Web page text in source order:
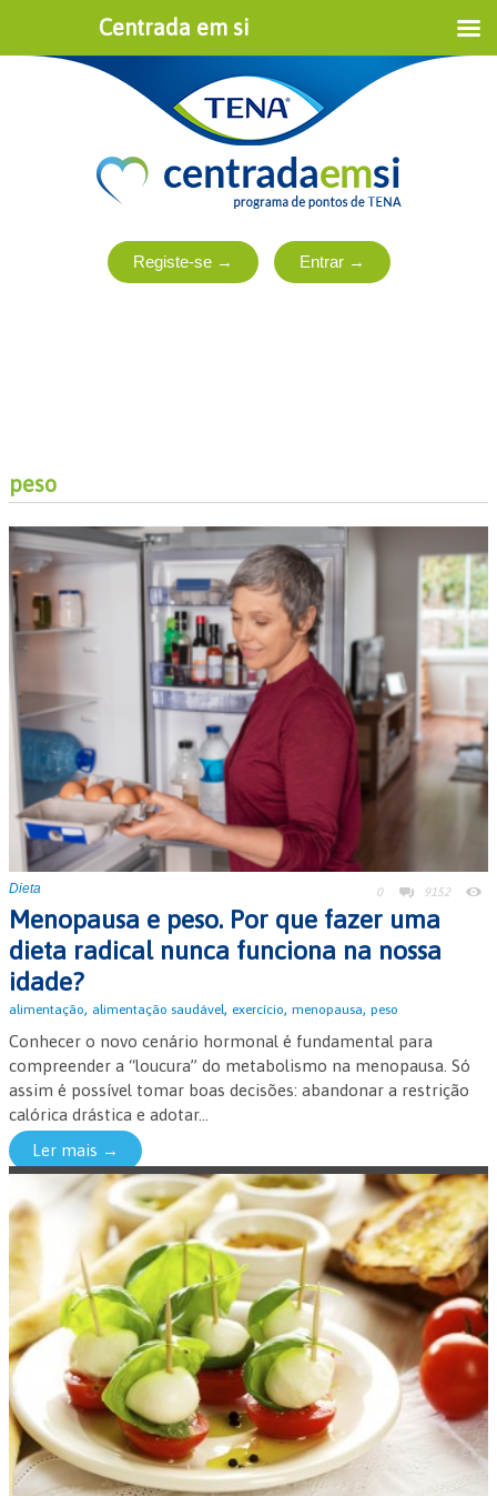
peso
Dieta 0 9152
Menopausa e peso. Por que fazer uma
dieta radical nunca funciona na nossa
idade?
alimentação, alimentação saudável, exercício, menopausa, peso
Conhecer o novo cenário hormonal é fundamental para
compreender a “loucura” do metabolismo na menopausa. Só
assim é possível tomar boas decisões: abandonar a restrição
calórica drástica e adotar...
Ler mais →
Centrada em si